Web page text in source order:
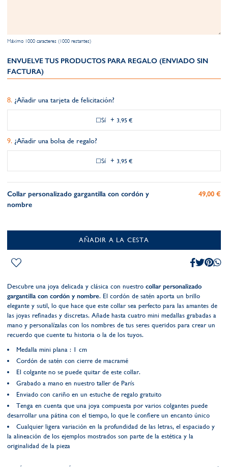
Máximo 1000 caracteres (1000 restantes)
ENVUELVE TUS PRODUCTOS PARA REGALO (ENVIADO SIN
FACTURA)
¿Añadir una tarjeta de felicitación?
Sí + 3,95 €
¿Añadir una bolsa de regalo?
Sí + 3,95 €
Collar personalizado gargantilla con cordón y
nombre
49,00 €
AÑADIR A LA CESTA
Descubre una joya delicada y clásica con nuestro collar personalizado
gargantilla con cordón y nombre. El cordón de satén aporta un brillo
elegante y sutil, lo que hace que este collar sea perfecto para las amantes de
las joyas refinadas y discretas. Añade hasta cuatro mini medallas grabadas a
mano y personalízalas con los nombres de tus seres queridos para crear un
recuerdo que cuente tu historia o la de los tuyos.
Medalla mini plana : 1 cm
Cordón de satén con cierre de macramé
El colgante no se puede quitar de este collar.
Grabado a mano en nuestro taller de París
Enviado con cariño en un estuche de regalo gratuito
Tenga en cuenta que una joya compuesta por varios colgantes puede
desarrollar una pátina con el tiempo, lo que le confiere un encanto único
Cualquier ligera variación en la profundidad de las letras, el espaciado y
la alineación de los ejemplos mostrados son parte de la estética y la
originalidad de la pieza